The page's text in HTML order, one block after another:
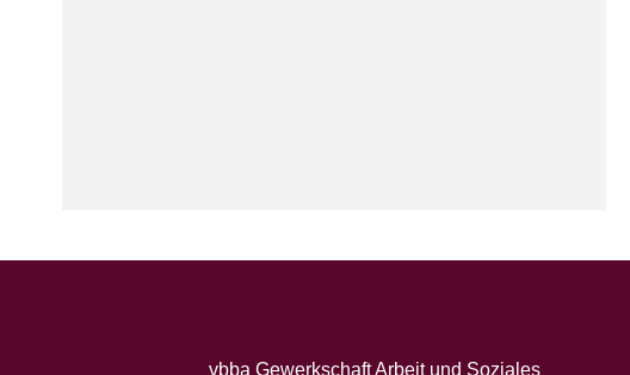
vbba Gewerkschaft Arbeit und Soziales